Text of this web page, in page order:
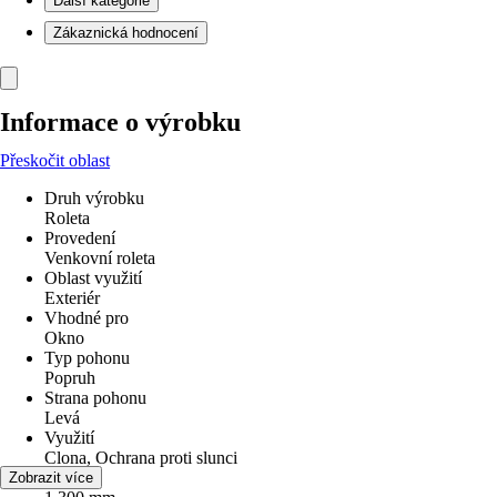
Zákaznická hodnocení
Informace o výrobku
Přeskočit oblast
Druh výrobku
Roleta
Provedení
Venkovní roleta
Oblast využití
Exteriér
Vhodné pro
Okno
Typ pohonu
Popruh
Strana pohonu
Levá
Využití
Clona, Ochrana proti slunci
Šířka
Zobrazit více